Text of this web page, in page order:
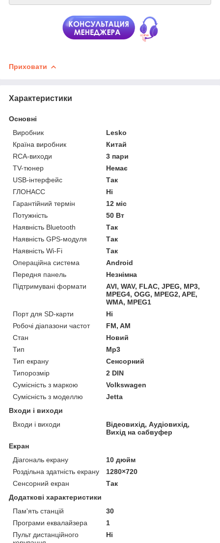
Приховати
Характеристики
Основні
Виробник
Lesko
Країна виробник
Китай
RCA-виходи
3 пари
TV-тюнер
Немає
USB-інтерфейс
Так
ГЛОНАСС
Ні
Гарантійний термін
12 міс
Потужність
50 Вт
Наявність Bluetooth
Так
Наявність GPS-модуля
Так
Наявність Wi-Fi
Так
Операційна система
Android
Передня панель
Незнімна
Підтримувані формати
AVI, WAV, FLAC, JPEG, MP3,
MPEG4, OGG, MPEG2, APE,
WMA, MPEG1
Порт для SD-карти
Ні
Робочі діапазони частот
FM, AM
Стан
Новий
Тип
Mp3
Тип екрану
Сенсорний
Типорозмір
2 DIN
Сумісність з маркою
Volkswagen
Сумісність з моделлю
Jetta
Входи і виходи
Входи і виходи
Відеовихід, Аудіовихід,
Вихід на сабвуфер
Екран
Діагональ екрану
10 дюйм
Роздільна здатність екрану
1280×720
Сенсорний екран
Так
Додаткові характеристики
Пам'ять станцій
30
Програми еквалайзера
1
Пульт дистанційного
Ні